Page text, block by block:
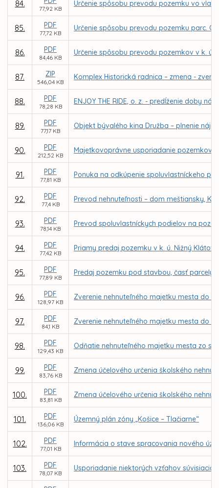
84.
77,92 KB
Určenie spôsobu prevodu pozemku vo
85. PDF
77,72 KB
Určenie spôsobu prevodu pozemku parc. C
86. PDF
84,46 KB
Určenie spôsobu prevodu pozemkov v k.
87. ZIP
546,04 KB
Komplex Historická radnica – zmena -
88. PDF
78,28 KB
ENJOY THE RIDE, o. z. - predĺženie doby
89. PDF
77,17 KB
Objekt bývalého kina Družba – plnenie
90. PDF
212,52 KB
Majetkovoprávne usporiadanie pozemkov
91. PDF
77,81 KB
Ponuka na odkúpenie spoluvlastníckeho
92. PDF
77,4 KB
Prevod nehnuteľnosti – dom meštiansky,
93. PDF
78,14 KB
Prevod spoluvlastníckych podielov na
94. PDF
77,42 KB
Priamy predaj pozemku v k. ú. Nižný Klátov
95. PDF
77,89 KB
Predaj pozemku pod stavbou, časť parcely
96. PDF
128,97 KB
Zverenie nehnuteľného majetku mesta do
97. PDF
84,1 KB
Zverenie nehnuteľného majetku mesta do
98. PDF
129,43 KB
Odňatie nehnuteľného majetku mesta zo
99. PDF
83,76 KB
Zmena účelového určenia školského
100. PDF
83,81 KB
Zmena účelového určenia školského
101. PDF
136,06 KB
Územný plán zóny „Košice – Tlačiarne“
102. PDF
77,01 KB
Informácia o stave spracovania nového
103. PDF
78,07 KB
Usporiadanie niektorých vzťahov